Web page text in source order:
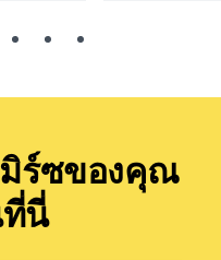
ร์ซของคุณ
ที่นี่